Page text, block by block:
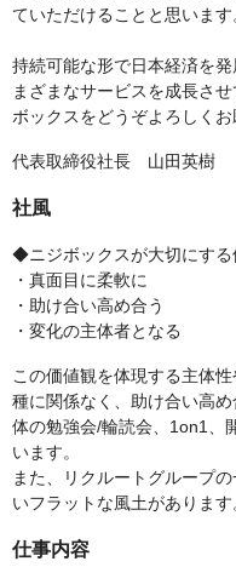
ていただけることと思います
持続可能な形で日本経済を
まざまなサービスを成長さ
ボックスをどうぞよろしくお
代表取締役社長 山田英樹
社風
◆ニジボックスが大切にする
・真面目に柔軟に
・助け合い高め合う
・変化の主体者となる
この価値観を体現する主体
種に関係なく、助け合い高
体の勉強会/輪読会、1on1、
います。
また、リクルートグループ
いフラットな風土があります
仕事内容